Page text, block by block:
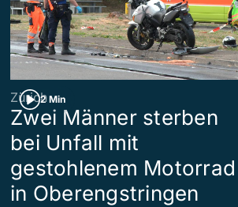
2 Min
Zürich
Zwei Männer sterben
bei Unfall mit
gestohlenem Motorrad
in Oberengstringen